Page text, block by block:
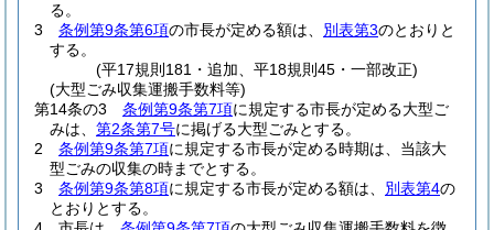
る。
3
条例第9条第6項の市長が定める額は、 別表第3のとおりと
する。
(平17規則181・追加、平18規則45・一部改正)
(大型ごみ収集運搬手数料等)
第14条の3
条例第9条第7項に規定する市長が定める大型ご
みは、 第2条第7号に掲げる大型ごみとする。
2
条例第9条第7項に規定する市長が定める時期は、当該大
型ごみの収集の時までとする。
3
条例第9条第8項に規定する市長が定める額は、 別表第4の
とおりとする。